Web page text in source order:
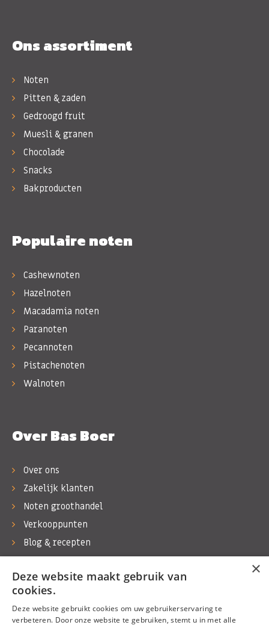
Ons assortiment
Noten
Pitten & zaden
Gedroogd fruit
Muesli & granen
Chocolade
Snacks
Bakproducten
Populaire noten
Cashewnoten
Hazelnoten
Macadamia noten
Paranoten
Pecannoten
Pistachenoten
Walnoten
Over Bas Boer
Over ons
Zakelijk klanten
Noten groothandel
Verkooppunten
Blog & recepten
Werken bij Bas Boer Noten
Contact
×
Deze website maakt gebruik van
cookies.
Deze website gebruikt cookies om uw gebruikerservaring te
verbeteren. Door onze website te gebruiken, stemt u in met alle